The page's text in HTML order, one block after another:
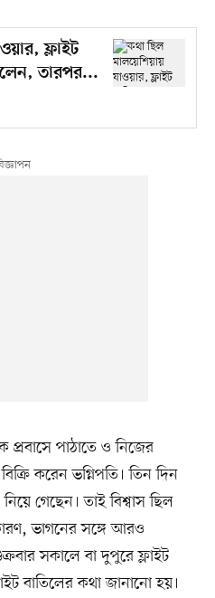
ফ্লাইট
তারপর...
পাঠাতে ও নিজের
করেন ভগ্নিপতি। তিন দিন
গেছেন। তাই বিশ্বাস ছিল
ভাগনের সঙ্গে আরও
সকালে বা দুপুরে ফ্লাইট
বাতিলের কথা জানানো হয়।